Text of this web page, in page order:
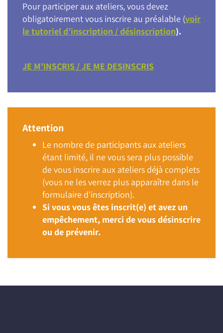
Pour participer aux ateliers, vous devez
obligatoirement vous inscrire au préalable (voir
le tutoriel d’inscription / désinscription).
JE M'INSCRIS / JE ME DESINSCRIS
Attention
Le nombre de participants aux ateliers
étant limité, il ne vous sera plus possible
de vous inscrire aux ateliers déjà complets
(vous ne les verrez plus apparaître dans le
formulaire d'inscription).
Si vous vous êtes inscrit(e) et avez un
empêchement, merci de vous désinscrire
ou de prévenir.